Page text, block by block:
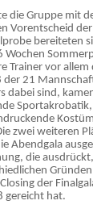
die Gruppe mit
Vorentscheid
bereiteten
Trainer vor allem
der 21
dabei sind,
zwei weiteren
Abendgala
die
der
gereicht hat.